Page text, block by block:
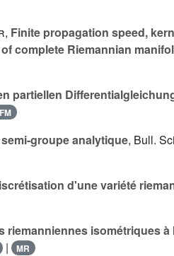
, Finite propagation speed,
complete Riemannian
partiellen
groupe analytique, Bull.
d'une variété
riemanniennes isométriques
| MR